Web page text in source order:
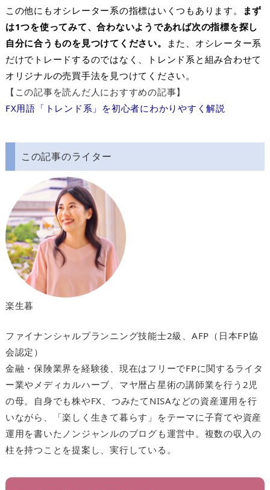
この他にもオシレーター系の指標はいくつもあります。
まず
は1つを使ってみて、合わないようであれば次の指標を探し
自分に合うものを見つけてください。
また、オシレーター系
だけでトレードするのではなく、トレンド系と組み合わせて
オリジナルの売買手法を見つけてください。
【この記事を読んだ人におすすめの記事】
FX用語「トレンド系」を初心者にわかりやすく解説
この記事のライター
楽生暮
ファイナンシャルプランニング技能士2級、AFP（日本FP協
会認定）
金融・保険業界を経験後、現在はフリーでFPに関するライタ
ー業やメディカルハーブ、マヤ暦占星術の講師業を行う2児
の母。自身でも株やFX、つみたてNISAなどの資産運用を行
いながら、「楽しく生きて暮らす」をテーマに子育てや資産
運用を書いたノンジャンルのブログも運営中。複数の収入の
柱を持つことを提案し、実行している。